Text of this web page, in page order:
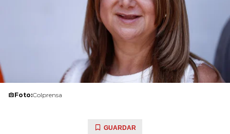
Foto:Colprensa
GUARDAR